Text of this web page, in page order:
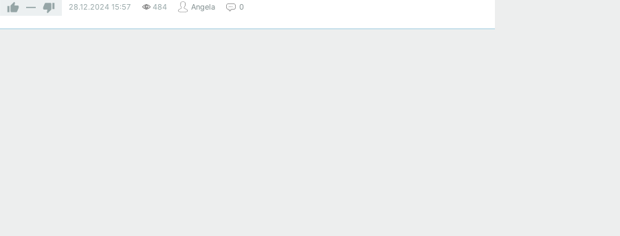
— 28.12.2024 15:57 484 Angela 0